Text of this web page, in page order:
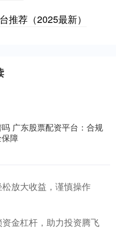
推荐（2025最新）
广东股票配资平台：合规
障
放大收益，谨慎操作
金杠杆，助力投资腾飞